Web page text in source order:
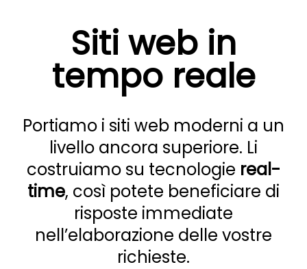
Siti web in
tempo reale
Portiamo i siti web moderni a un
livello ancora superiore. Li
costruiamo su tecnologie real-
time, così potete beneficiare di
risposte immediate
nell’elaborazione delle vostre
richieste.